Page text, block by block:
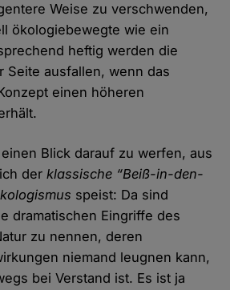
Weise zu verschwenden,
ökologiebewegte wie ein
heftig werden die
Seite ausfallen, wenn das
einen höheren
Blick darauf zu werfen, aus
derklassische “Beiß-in-den-
speist: Da sind
dramatischen Eingriffe des
zu nennen, deren
niemand leugnen kann,
bei Verstand ist. Es ist ja